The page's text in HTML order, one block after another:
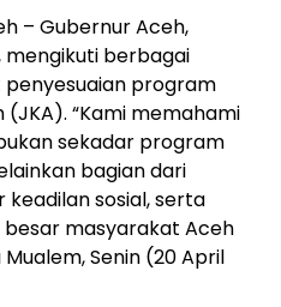
– Gubernur Aceh,
mengikuti berbagai
program
“Kami memahami
sekadar program
bagian dari
keadilan sosial, serta
masyarakat Aceh
Senin (20 April